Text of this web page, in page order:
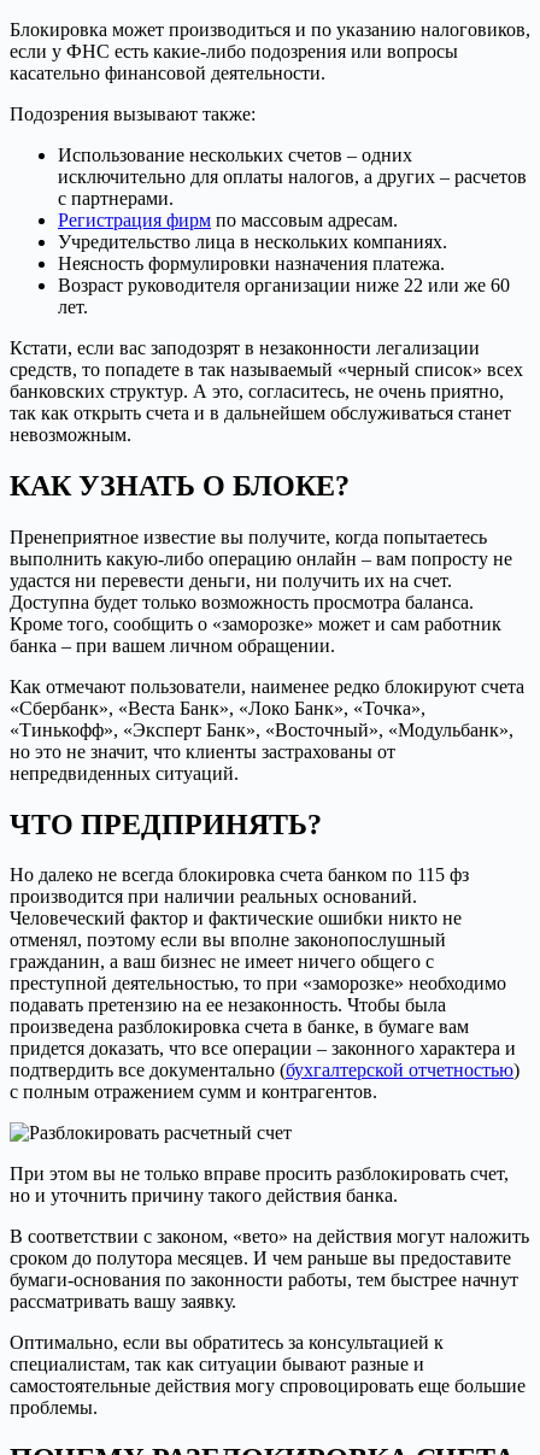
Блокировка может производиться и по указанию налоговиков,
если у ФНС есть какие-либо подозрения или вопросы
касательно финансовой деятельности.
Подозрения вызывают также:
Использование нескольких счетов – одних
исключительно для оплаты налогов, а других – расчетов
с партнерами.
Регистрация фирм по массовым адресам.
Учредительство лица в нескольких компаниях.
Неясность формулировки назначения платежа.
Возраст руководителя организации ниже 22 или же 60
лет.
Кстати, если вас заподозрят в незаконности легализации
средств, то попадете в так называемый «черный список» всех
банковских структур. А это, согласитесь, не очень приятно,
так как открыть счета и в дальнейшем обслуживаться станет
невозможным.
КАК УЗНАТЬ О БЛОКЕ?
Пренеприятное известие вы получите, когда попытаетесь
выполнить какую-либо операцию онлайн – вам попросту не
удастся ни перевести деньги, ни получить их на счет.
Доступна будет только возможность просмотра баланса.
Кроме того, сообщить о «заморозке» может и сам работник
банка – при вашем личном обращении.
Как отмечают пользователи, наименее редко блокируют счета
«Сбербанк», «Веста Банк», «Локо Банк», «Точка»,
«Тинькофф», «Эксперт Банк», «Восточный», «Модульбанк»,
но это не значит, что клиенты застрахованы от
непредвиденных ситуаций.
ЧТО ПРЕДПРИНЯТЬ?
Но далеко не всегда блокировка счета банком по 115 фз
производится при наличии реальных оснований.
Человеческий фактор и фактические ошибки никто не
отменял, поэтому если вы вполне законопослушный
гражданин, а ваш бизнес не имеет ничего общего с
преступной деятельностью, то при «заморозке» необходимо
подавать претензию на ее незаконность. Чтобы была
произведена разблокировка счета в банке, в бумаге вам
придется доказать, что все операции – законного характера и
подтвердить все документально (бухгалтерской отчетностью)
с полным отражением сумм и контрагентов.
При этом вы не только вправе просить разблокировать счет,
но и уточнить причину такого действия банка.
В соответствии с законом, «вето» на действия могут наложить
сроком до полутора месяцев. И чем раньше вы предоставите
бумаги-основания по законности работы, тем быстрее начнут
рассматривать вашу заявку.
Оптимально, если вы обратитесь за консультацией к
специалистам, так как ситуации бывают разные и
самостоятельные действия могу спровоцировать еще большие
проблемы.